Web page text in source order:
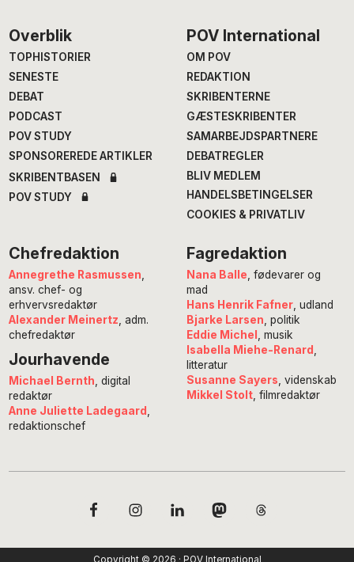
Footer
Overblik
TOPHISTORIER
SENESTE
DEBAT
PODCAST
POV STUDY
SPONSOREREDE ARTIKLER
SKRIBENTBASEN
POV STUDY
POV International
OM POV
REDAKTION
SKRIBENTERNE
GÆSTESKRIBENTER
SAMARBEJDSPARTNERE
DEBATREGLER
BLIV MEDLEM
HANDELSBETINGELSER
COOKIES & PRIVATLIV
Chefredaktion
Annegrethe Rasmussen
ansv. chef- og
erhvervsredaktør
Alexander Meinertz , adm.
chefredaktør
Jourhavende
Michael Bernth , digital
redaktør
Anne Juliette Ladegaard
redaktionschef
Fagredaktion
Nana Balle , fødevarer og
mad
Hans Henrik Fafner, udland
Bjarke Larsen , politik
Eddie Michel
, musik
Isabella Miehe-Renard
litteratur
Susanne Sayers , videnskab
Mikkel Stolt, filmredaktør
Copyright © 2026 · POV International